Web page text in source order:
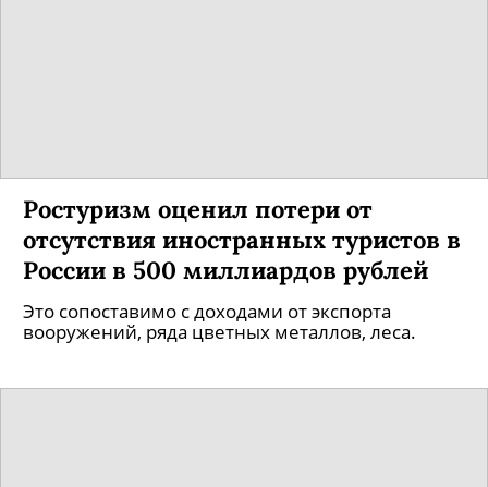
Ростуризм оценил потери от
отсутствия иностранных туристов в
России в 500 миллиардов рублей
Это сопоставимо с доходами от экспорта
вооружений, ряда цветных металлов, леса.